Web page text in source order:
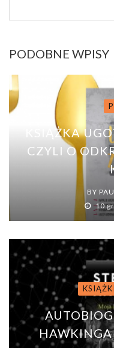
PODOBNE WPISY
KSIĄŻKA
CZYLI O
BY
10